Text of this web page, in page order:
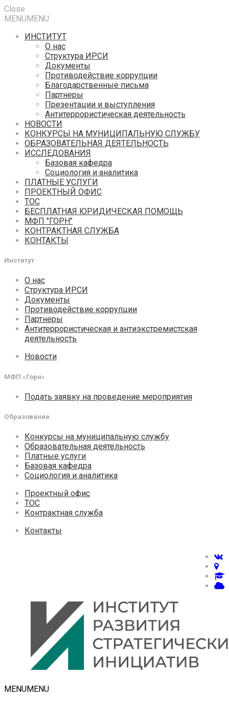
Close
MENUMENU
ИНСТИТУТ
О нас
Структура ИРСИ
Документы
Противодействие коррупции
Благодарственные письма
Партнеры
Презентации и выступления
Антитеррористическая деятельность
НОВОСТИ
КОНКУРСЫ НА МУНИЦИПАЛЬНУЮ СЛУЖБУ
ОБРАЗОВАТЕЛЬНАЯ ДЕЯТЕЛЬНОСТЬ
ИССЛЕДОВАНИЯ
Базовая кафедра
Социология и аналитика
ПЛАТНЫЕ УСЛУГИ
ПРОЕКТНЫЙ ОФИС
ТОС
БЕСПЛАТНАЯ ЮРИДИЧЕСКАЯ ПОМОЩЬ
МФП "ГОРН"
КОНТРАКТНАЯ СЛУЖБА
КОНТАКТЫ
Институт
О нас
Структура ИРСИ
Документы
Противодействие коррупции
Партнеры
Антитеррористическая и антиэкстремистская
деятельность
Новости
МФП «Горн»
Подать заявку на проведение мероприятия
Образование
Конкурсы на муниципальную службу
Образовательная деятельность
Платные услуги
Базовая кафедра
Социология и аналитика
Проектный офис
ТОС
Контрактная служба
Контакты
MENUMENU